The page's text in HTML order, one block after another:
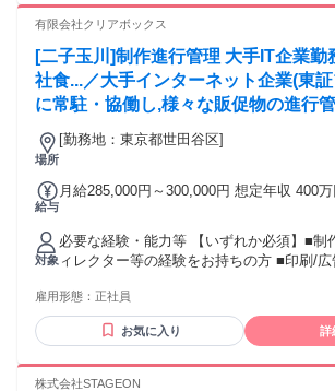
有限会社クリアボックス
[二子玉川]制作進行管理 大手IT企業勤
社食...／大手インターネット企業(東
に常駐・協働し,様々な販促物の進行
だきます。販促物は紙媒体からデジタ
です。 ★全国規模でリリースされるた
場所
[勤務地：東京都世田谷区]
給与
月給285,000円～300,000円 想定年収 400万円
給￥285,000～￥300,000 基本給￥200,000
￥71,000～￥100,000 諸手当￥14,000～を
勤手当（会社規定に基づき支給）、残業
超過分別途支給） モデル年収：年収420万
メンバー（月給32万円＋諸手当＋賞与） 試用期間 有 期間：6
ヶ月 備考：変更無
対象
必要な経験・能力等 【いずれか必須】■制
ィレクター等の経験をお持ちの方 ■印刷/
ターの実務経験があれば即活躍可能！その他, 制作系の知
お持ちの方は歓迎します！ 【歓迎】◆課
成案作成を経て,制作ツールの設計・制作
や折衝業務の経験をお持ちの方 ◆制作ツー
雇用形態： 正社員
お気に入り 詳
株式会社STAGEON